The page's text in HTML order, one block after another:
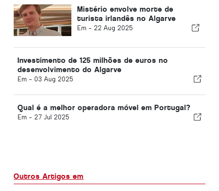
Mistério envolve morte de
turista irlandês no Algarve
Em - 22 Aug 2025
Investimento de 125 milhões de euros no
desenvolvimento do Algarve
Em - 03 Aug 2025
Qual é a melhor operadora móvel em Portugal?
Em - 27 Jul 2025
Outros Artigos em